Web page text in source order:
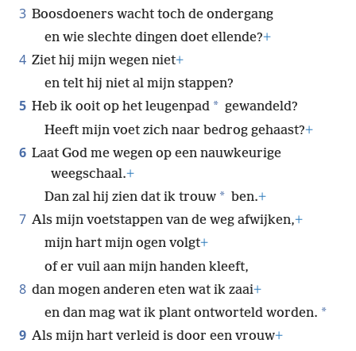
3 Boosdoeners wacht toch de ondergang
en wie slechte dingen doet ellende?+
4 Ziet hij mijn wegen niet+
en telt hij niet al mijn stappen?
5 Heb ik ooit op het leugenpad * gewandeld?
Heeft mijn voet zich naar bedrog gehaast?+
6 Laat God me wegen op een nauwkeurige
weegschaal.+
Dan zal hij zien dat ik trouw * ben.+
7 Als mijn voetstappen van de weg afwijken,+
mijn hart mijn ogen volgt+
of er vuil aan mijn handen kleeft,
8 dan mogen anderen eten wat ik zaai+
en dan mag wat ik plant ontworteld worden. *
9 Als mijn hart verleid is door een vrouw+